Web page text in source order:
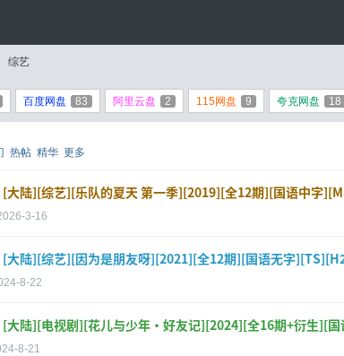
综艺
百度网盘 83 阿里云盘 2 115网盘 9 夸克网盘 18
热帖 精华 更多
[大陆][综艺][乐队的夏天 第一季][2019][全12期][国语中字
3-16
[大陆][综艺][因为是朋友呀][2021][全12期][国语无字
8-22
[大陆][电视剧][花儿与少年·好友记][2024][全16期+衍生][
8-21